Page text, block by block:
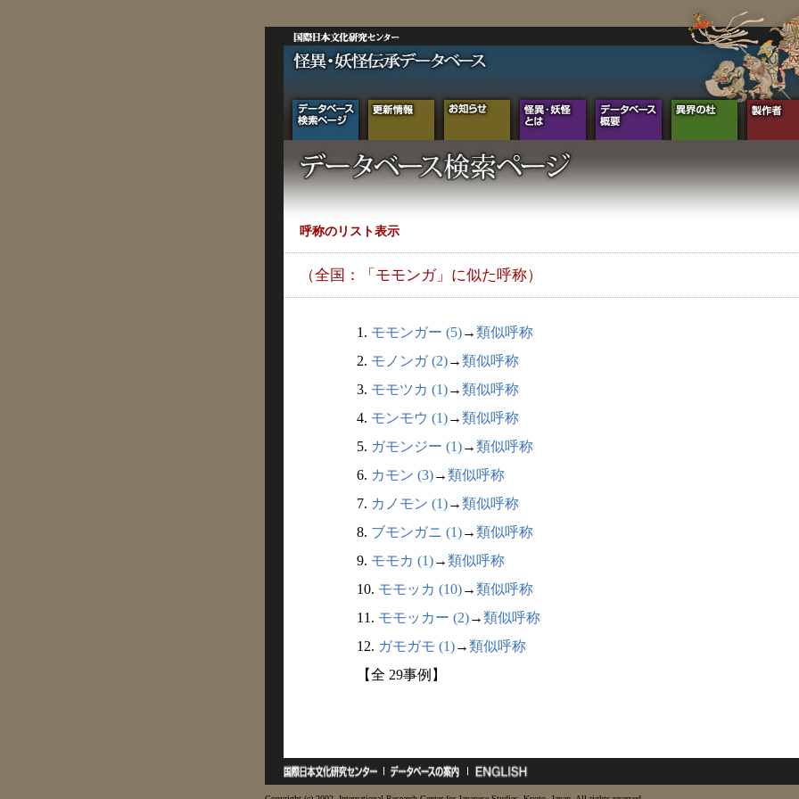
呼称のリスト表示
（全国：「モモンガ」に似た呼称）
1. モモンガー (5)→類似呼称
2. モノンガ (2)→類似呼称
3. モモツカ (1)→類似呼称
4. モンモウ (1)→類似呼称
5. ガモンジー (1)→類似呼称
6. カモン (3)→類似呼称
7. カノモン (1)→類似呼称
8. ブモンガニ (1)→類似呼称
9. モモカ (1)→類似呼称
10. モモッカ (10)→類似呼称
11. モモッカー (2)→類似呼称
12. ガモガモ (1)→類似呼称
【全 29事例】